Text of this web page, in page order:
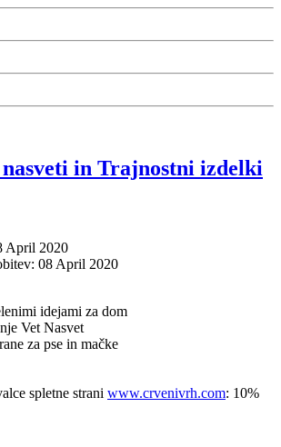
in Trajnostni izdelki
April 2020
08 April 2020
idejami za dom
Vet Nasvet
za pse in mačke
spletne strani www.crvenivrh.com: 10%